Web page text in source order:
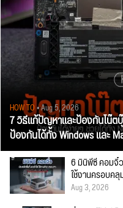
HOW TO• Aug 5, 2026
7 วิธีแก้ปัญหาและป้องกันโน๊ต
ป้องกันได้ทั้ง Windows และ
6 มินิพีซี คอมจิ๋
ใช้งานครอบค
Aug 3, 2026